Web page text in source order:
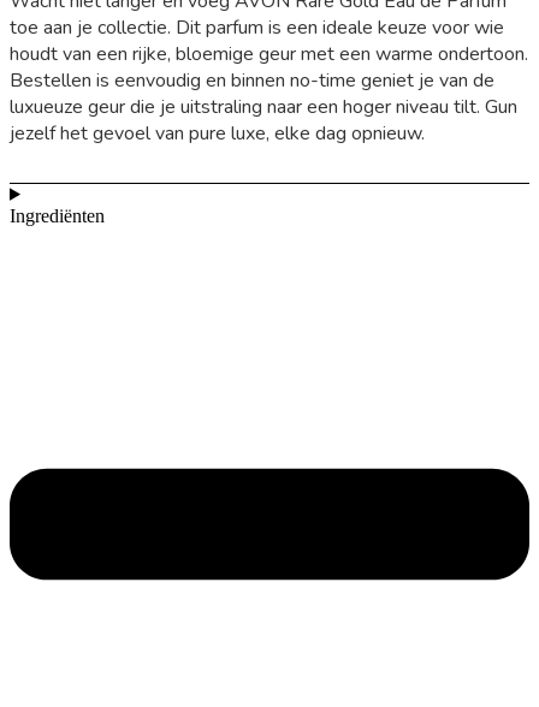
toe aan je collectie. Dit parfum is een ideale keuze voor wie
houdt van een rijke, bloemige geur met een warme ondertoon.
Bestellen is eenvoudig en binnen no-time geniet je van de
luxueuze geur die je uitstraling naar een hoger niveau tilt. Gun
jezelf het gevoel van pure luxe, elke dag opnieuw.
Ingrediënten